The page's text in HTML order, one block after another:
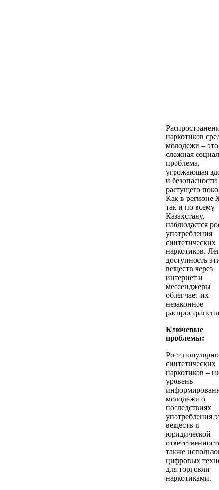
наркотиков
молодежи – это
сложная
проблема,
угрожающая
и безопасности
растущего
Как в регионе
так и по всему
Казахстану,
наблюдается
употребления
синтетических
наркотиков.
доступность
веществ через
интернет и
мессенджеры
облегчает их
незаконное
Ключевые
проблемы:
Рост
синтетических
наркотиков –
уровень
молодежи о
последствиях
употребления
веществ и
юридической
также
цифровых
для торговли
наркотиками.